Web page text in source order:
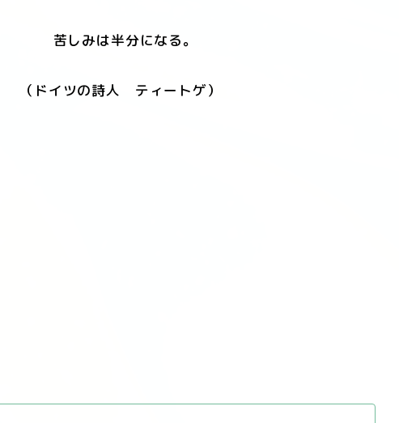
苦しみは半分になる。
（ドイツの詩人 ティートゲ）